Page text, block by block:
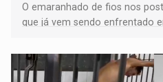
O emaranhado de fios nos
que já vem sendo enfrentado